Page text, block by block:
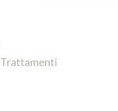
Trattamenti